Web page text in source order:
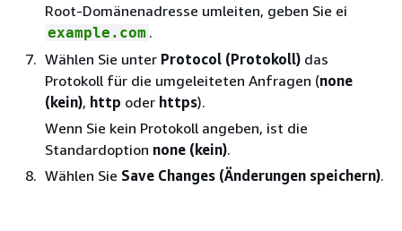
Root-Domänenadresse umleiten, geben Sie ei
example.com .
Wählen Sie unter Protocol (Protokoll) das
Protokoll für die umgeleiteten Anfragen (none
(kein), http oder https).
Wenn Sie kein Protokoll angeben, ist die
Standardoption none (kein).
Wählen Sie Save Changes (Änderungen speichern).